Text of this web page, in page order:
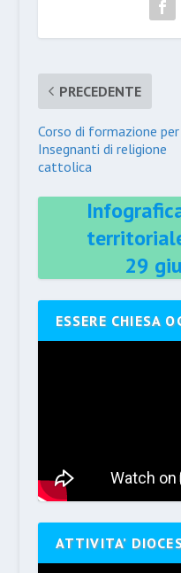
PRECEDENTE
Corso di formazione per
Insegnanti di religione
cattolica
29
ESSERE CHIESA
ATTIVITA’